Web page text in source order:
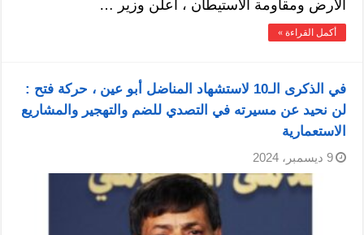
الأرض ومقاومة الاستيطان ، أعلن وزير …
أكمل القراءة »
في الذكرى الـ10 لاستشهاد المناضل أبو عين ، حركة فتح :
لن نحيد عن مسيرته في التصدي للضم والتهجير والمشاريع
الاستعمارية
9 ديسمبر، 2024